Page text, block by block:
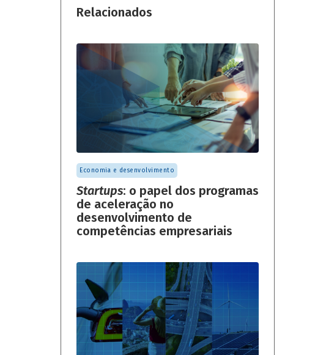
Relacionados
Economia e desenvolvimento
Startups: o papel dos programas
de aceleração no
desenvolvimento de
competências empresariais